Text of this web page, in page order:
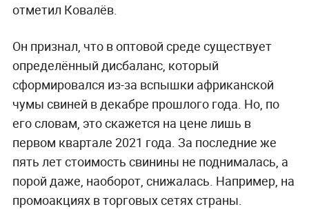
отметил Ковалёв.
Он признал, что в оптовой среде существует
определённый дисбаланс, который
сформировался из-за вспышки африканской
чумы свиней в декабре прошлого года. Но, по
его словам, это скажется на цене лишь в
первом квартале 2021 года. За последние же
пять лет стоимость свинины не поднималась, а
порой даже, наоборот, снижалась. Например, на
промоакциях в торговых сетях страны.